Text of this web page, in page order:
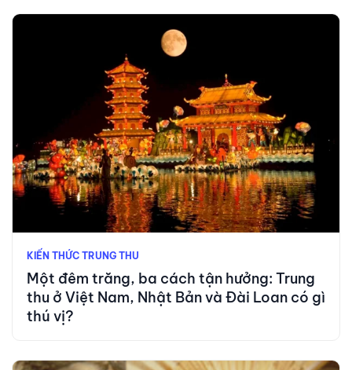
KIẾN THỨC TRUNG THU
Một đêm trăng, ba cách tận hưởng: Trung
thu ở Việt Nam, Nhật Bản và Đài Loan có gì
thú vị?